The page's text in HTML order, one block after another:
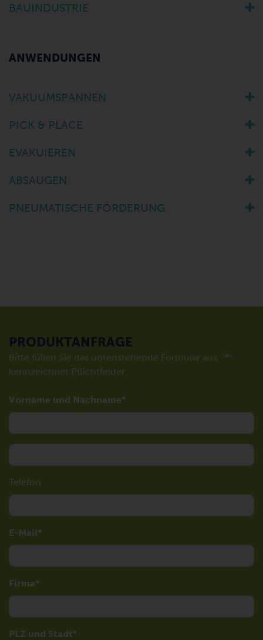
BAUINDUSTRIE
ANWENDUNGEN
VAKUUMSPANNEN
PICK & PLACE
EVAKUIEREN
ABSAUGEN
PNEUMATISCHE FÖRDERUNG
PRODUKTANFRAGE
Bitte füllen Sie das untenstehende Formular aus. "*"
kennzeichnet Pflichtfelder
Vorname und Nachname
Telefon
E-Mail
Firma
PLZ und Stadt